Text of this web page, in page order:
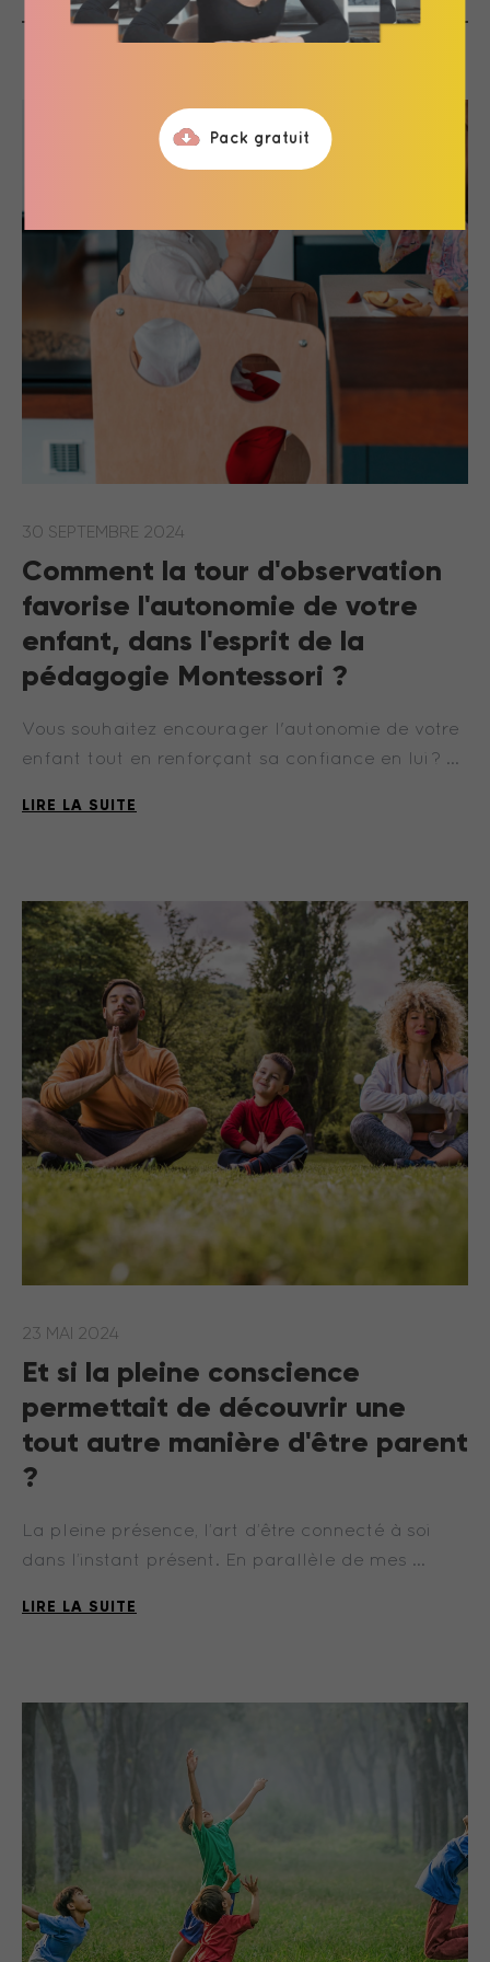
30 SEPTEMBRE 2024
Comment la tour d'observation
favorise l'autonomie de votre
enfant, dans l'esprit de la
pédagogie Montessori ?
Vous souhaitez encourager l'autonomie de votre
enfant tout en renforçant sa confiance en lui ? …
LIRE LA SUITE
23 MAI 2024
Et si la pleine conscience
permettait de découvrir une
tout autre manière d'être parent
?
La pleine présence, l’art d’être connecté à soi
dans l’instant présent. En parallèle de mes …
LIRE LA SUITE
Pack gratuit